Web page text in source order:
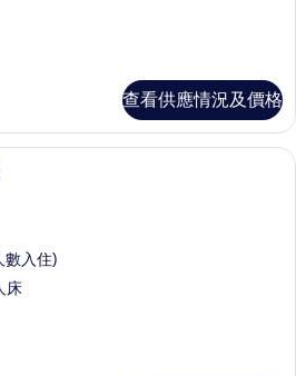
查看供應情況及價格
高級客房, 露台 (Avenida) | 高級寢具
數入住)
床